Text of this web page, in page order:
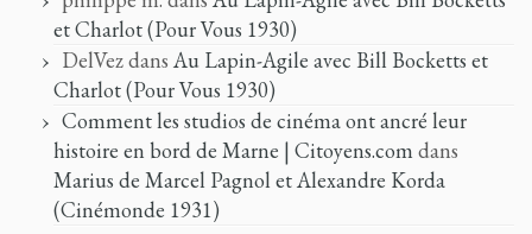
et Charlot (Pour Vous 1930)
DelVezdans Au Lapin-Agile avec Bill Bocketts et
Charlot (Pour Vous 1930)
Comment les studios de cinéma ont ancré leur
histoire en bord de Marne | Citoyens.comdans
Marius de Marcel Pagnol et Alexandre Korda
(Cinémonde 1931)